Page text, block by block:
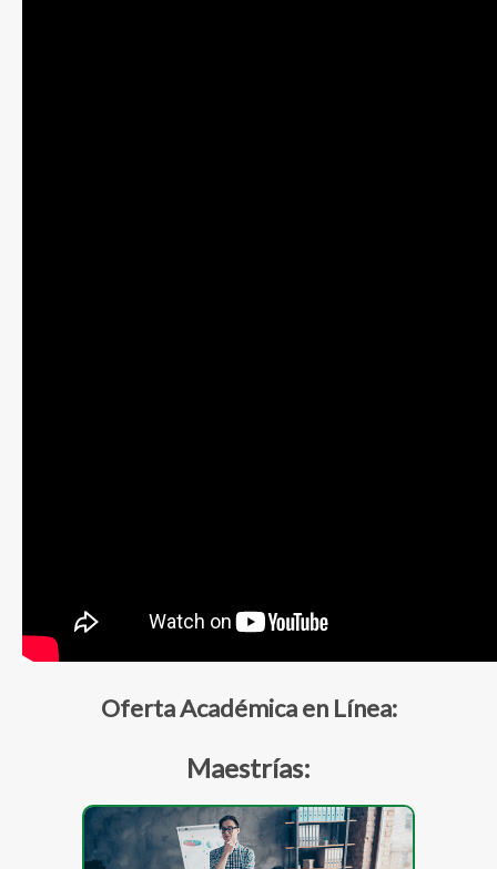
Oferta Académica en Línea:
Maestrías: